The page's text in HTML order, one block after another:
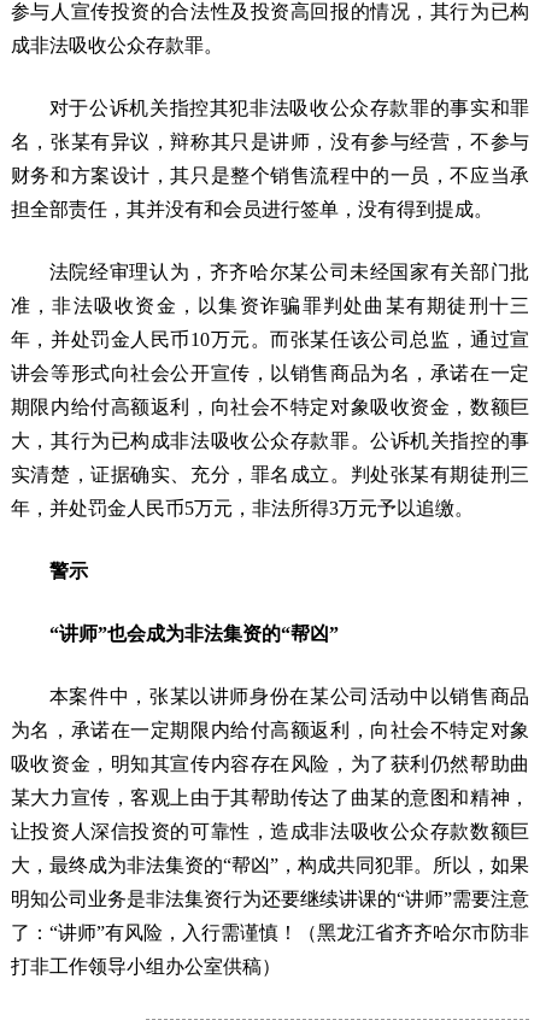
参与人宣传投资的合法性及投资高回报的情况，其行为已构
成非法吸收公众存款罪。
对于公诉机关指控其犯非法吸收公众存款罪的事实和罪
名，张某有异议，辩称其只是讲师，没有参与经营，不参与
财务和方案设计，其只是整个销售流程中的一员，不应当承
担全部责任，其并没有和会员进行签单，没有得到提成。
法院经审理认为，齐齐哈尔某公司未经国家有关部门批
准，非法吸收资金，以集资诈骗罪判处曲某有期徒刑十三
年，并处罚金人民币10万元。而张某任该公司总监，通过宣
讲会等形式向社会公开宣传，以销售商品为名，承诺在一定
期限内给付高额返利，向社会不特定对象吸收资金，数额巨
大，其行为已构成非法吸收公众存款罪。公诉机关指控的事
实清楚，证据确实、充分，罪名成立。判处张某有期徒刑三
年，并处罚金人民币5万元，非法所得3万元予以追缴。
警示
“讲师”也会成为非法集资的“帮凶”
本案件中，张某以讲师身份在某公司活动中以销售商品
为名，承诺在一定期限内给付高额返利，向社会不特定对象
吸收资金，明知其宣传内容存在风险，为了获利仍然帮助曲
某大力宣传，客观上由于其帮助传达了曲某的意图和精神，
让投资人深信投资的可靠性，造成非法吸收公众存款数额巨
大，最终成为非法集资的“帮凶”，构成共同犯罪。所以，如果
明知公司业务是非法集资行为还要继续讲课的“讲师”需要注意
了：“讲师”有风险，入行需谨慎！（黑龙江省齐齐哈尔市防非
打非工作领导小组办公室供稿）